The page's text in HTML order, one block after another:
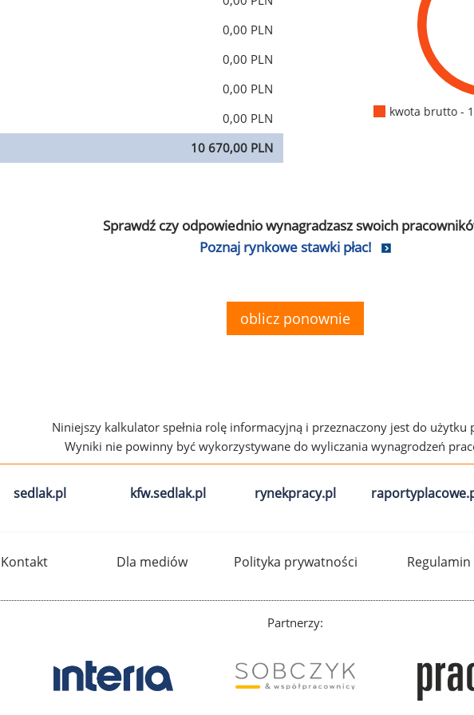
0,00 PLN
0,00 PLN
0,00 PLN
0,00 PLN
10 670,00 PLN
kwota brutto -
Sprawdź czy odpowiednio wynagradzasz swoich
Poznaj rynkowe stawki płac!
oblicz ponownie
Niniejszy kalkulator spełnia rolę informacyjną i przeznaczony jest do użytku
Wyniki nie powinny być wykorzystywane do wyliczania wynagrodzeń
sedlak.pl kfw.sedlak.pl rynekpracy.pl
Kontakt Dla mediów Polityka prywatności Regulamin
Partnerzy: